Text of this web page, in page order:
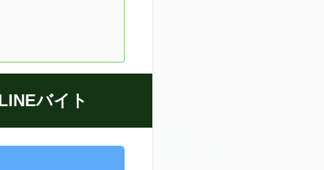
バイト